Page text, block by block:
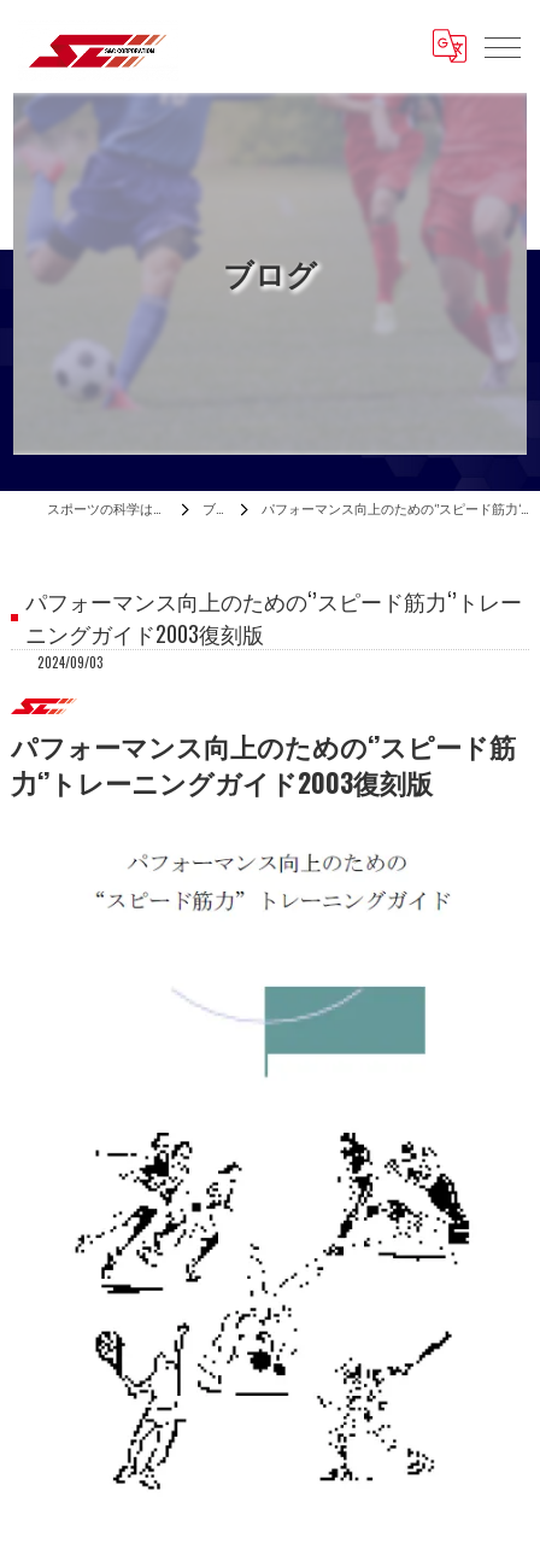
ブログ
ブログ パフォーマンス向上のための‘’スピード筋力‘’トレーニングガイド2003復刻版
パフォーマンス向上のための‘’スピード筋力‘’トレー
ニングガイド2003復刻版
2024/09/03
パフォーマンス向上のための‘’スピード筋
力‘’トレーニングガイド2003復刻版